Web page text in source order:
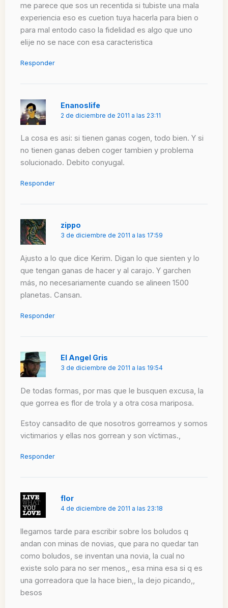
me parece que sos un recentida si tubiste una mala
experiencia eso es cuetion tuya hacerla para bien o
para mal entodo caso la fidelidad es algo que uno
elije no se nace con esa caracteristica
Responder
Enanoslife
2 de diciembre de 2011 a las 23:11
La cosa es asi: si tienen ganas cogen, todo bien. Y si
no tienen ganas deben coger tambien y problema
solucionado. Debito conyugal.
Responder
zippo
3 de diciembre de 2011 a las 17:59
Ajusto a lo que dice Kerim. Digan lo que sienten y lo
que tengan ganas de hacer y al carajo. Y garchen
más, no necesariamente cuando se alineen 1500
planetas. Cansan.
Responder
El Angel Gris
3 de diciembre de 2011 a las 19:54
De todas formas, por mas que le busquen excusa, la
que gorrea es flor de trola y a otra cosa mariposa.
Estoy cansadito de que nosotros gorreamos y somos
victimarios y ellas nos gorrean y son víctimas.,
Responder
flor
4 de diciembre de 2011 a las 23:18
llegamos tarde para escribir sobre los boludos q
andan con minas de novias, que para no quedar tan
como boludos, se inventan una novia, la cual no
existe solo para no ser menos,, esa mina esa si q es
una gorreadora que la hace bien,, la dejo picando,,
besos